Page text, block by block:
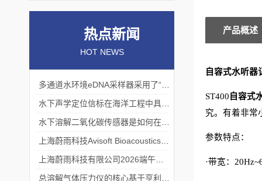
产品概述
自容式水听器
ST400 自容式
究。有着非常
参数特点：
·带宽：
热点新闻
HOT NEWS